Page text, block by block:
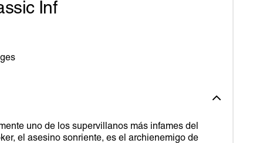
Inf
uno de los supervillanos más infames del
el asesino sonriente, es el archienemigo de